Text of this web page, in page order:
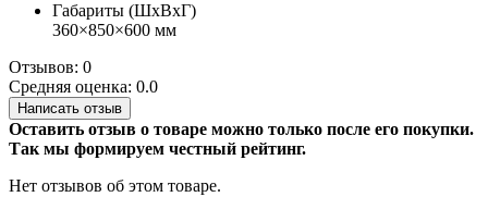
Габариты (ШхВхГ)
360×850×600 мм
Отзывов: 0
Средняя оценка: 0.0
Написать отзыв
Оставить отзыв о товаре можно только после его покупки.
Так мы формируем честный рейтинг.
Нет отзывов об этом товаре.